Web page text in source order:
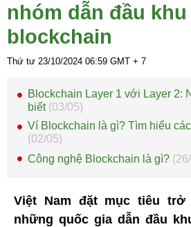
nhóm dẫn đầu
blockchain
Thứ tư 23/10/2024 06:59 GMT + 7
Blockchain Layer 1 với Layer 2:
biết (03/05)
Ví Blockchain là gì? Tìm hiểu
(02/05)
Công nghệ Blockchain là gì?
Việt Nam đặt mục tiêu trở
những quốc gia dẫn đầu